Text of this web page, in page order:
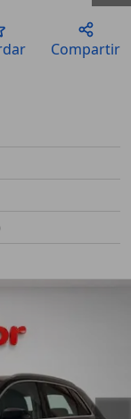
Compartir